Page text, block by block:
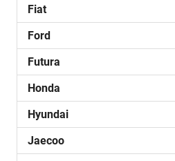
Fiat
Ford
Futura
Honda
Hyundai
Jaecoo